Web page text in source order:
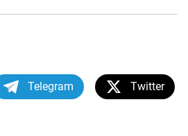
Telegram Twitter